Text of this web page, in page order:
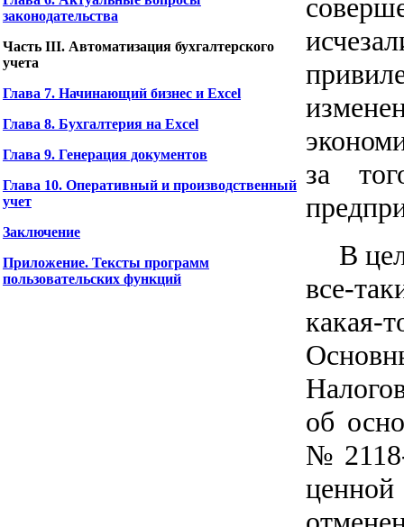
законодательства
Часть III. Автоматизация бухгалтерского
учета
Глава 7. Начинающий бизнес и Excel
Глава 8. Бухгалтерия на Excel
Глава 9. Генерация документов
Глава 10. Оперативный и производственный
учет
Заключение
Приложение. Тексты программ
пользовательских функций
за
В
все-
об
№
ценной